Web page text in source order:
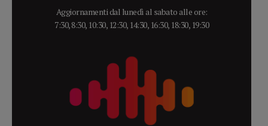
Aggiornamenti dal lunedì al sabato alle ore:
7:30, 8:30, 10:30, 12:30, 14:30, 16:30, 18:30, 19:30